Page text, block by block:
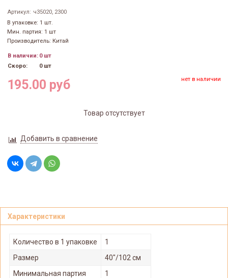
Артикул: ч35020, 2300
В упаковке: 1 шт.
Мин. партия: 1 шт
Производитель: Китай
В наличии: 0 шт
Скоро:
0 шт
195.00 руб нет в наличии
Товар отсутствует
Добавить в сравнение
Характеристики
Количество в 1 упаковке
1
Размер
40"/102 см
Минимальная партия
1